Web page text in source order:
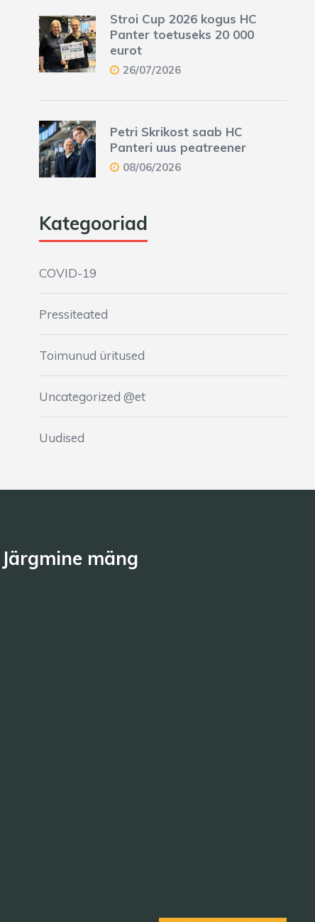
Stroi Cup 2026 kogus HC
Panter toetuseks 20 000
eurot
26/07/2026
Petri Skrikost saab HC
Panteri uus peatreener
08/06/2026
Kategooriad
COVID-19
Pressiteated
Toimunud üritused
Uncategorized @et
Uudised
Järgmine mäng